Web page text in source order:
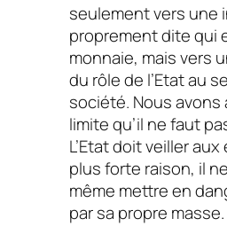
seulement vers une
proprement dite qui
monnaie, mais vers
du rôle de l’Etat au
société. Nous
limite qu’il ne faut
L’Etat doit veiller
plus forte raison, il
même mettre en
par sa propre masse.